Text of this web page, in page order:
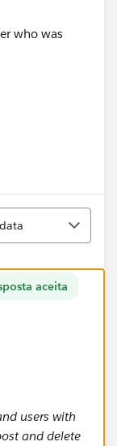
who was
aceita
users with
and delete